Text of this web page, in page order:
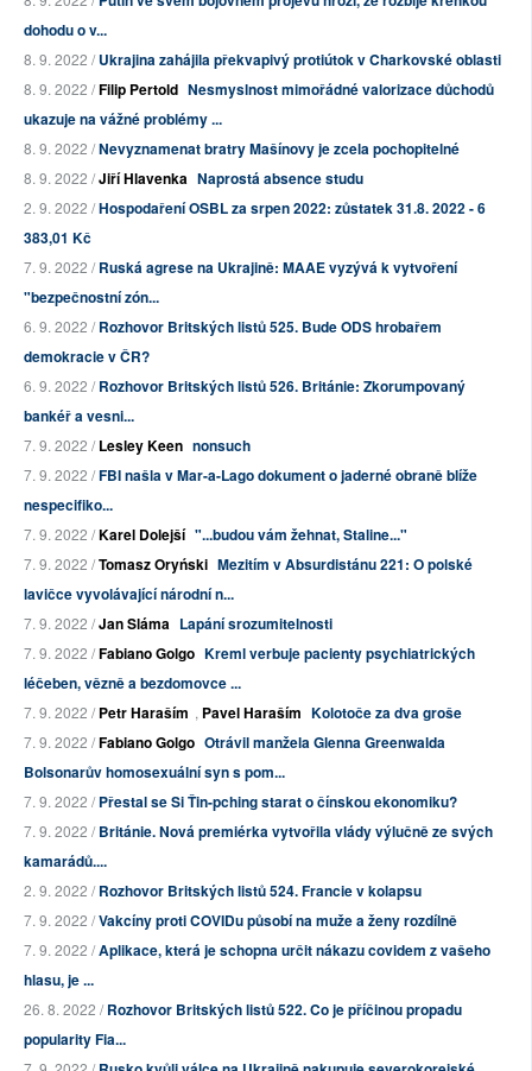
dohodu o v...
8. 9. 2022 /Ukrajina zahájila překvapivý protiútok v Charkovské oblasti
8. 9. 2022 /Filip Pertold Nesmyslnost mimořádné valorizace důchodů
ukazuje na vážné problémy ...
8. 9. 2022 /Nevyznamenat bratry Mašínovy je zcela pochopitelné
8. 9. 2022 /Jiří Hlavenka Naprostá absence studu
2. 9. 2022 /Hospodaření OSBL za srpen 2022: zůstatek 31.8. 2022 - 6
383,01 Kč
7. 9. 2022 /Ruská agrese na Ukrajině: MAAE vyzývá k vytvoření
"bezpečnostní zón...
6. 9. 2022 /Rozhovor Britských listů 525. Bude ODS hrobařem
demokracie v ČR?
6. 9. 2022 /Rozhovor Britských listů 526. Británie: Zkorumpovaný
bankéř a vesni...
7. 9. 2022 /Lesley Keen nonsuch
7. 9. 2022 /FBI našla v Mar-a-Lago dokument o jaderné obraně blíže
nespecifiko...
7. 9. 2022 /Karel Dolejší "...budou vám žehnat, Staline..."
7. 9. 2022 /Tomasz Oryński Mezitím v Absurdistánu 221: O polské
lavičce vyvolávající národní n...
7. 9. 2022 /Jan Sláma Lapání srozumitelnosti
7. 9. 2022 /Fabiano Golgo Kreml verbuje pacienty psychiatrických
léčeben, vězně a bezdomovce ...
7. 9. 2022 /Petr Haraším , Pavel Haraším Kolotoče za dva groše
7. 9. 2022 /Fabiano Golgo Otrávil manžela Glenna Greenwalda
Bolsonarův homosexuální syn s pom...
7. 9. 2022 /Přestal se Si Ťin-pching starat o čínskou ekonomiku?
7. 9. 2022 /Británie. Nová premiérka vytvořila vlády výlučně ze svých
kamarádů....
2. 9. 2022 /Rozhovor Britských listů 524. Francie v kolapsu
7. 9. 2022 /Vakcíny proti COVIDu působí na muže a ženy rozdílně
7. 9. 2022 /Aplikace, která je schopna určit nákazu covidem z vašeho
hlasu, je ...
26. 8. 2022 /Rozhovor Britských listů 522. Co je příčinou propadu
popularity Fia...